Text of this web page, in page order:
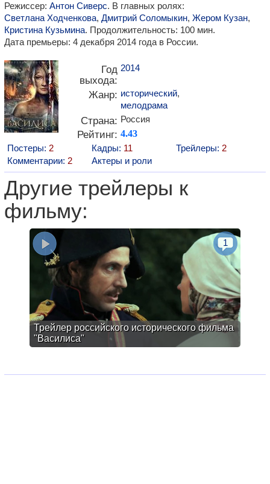
Режиссер: Антон Сиверс. В главных ролях:
Светлана Ходченкова, Дмитрий Соломыкин, Жером Кузан,
Кристина Кузьмина. Продолжительность: 100 мин.
Дата премьеры: 4 декабря 2014 года в России.
Год
выхода:
2014
Жанр: исторический,
мелодрама
Страна: Россия
Рейтинг: 4.43
Постеры: 2 Кадры: 11 Трейлеры: 2
Комментарии: 2 Актеры и роли
Другие трейлеры к
фильму:
Трейлер российского исторического фильма
"Василиса"
1